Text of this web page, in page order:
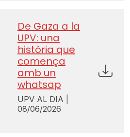
De Gaza a la
UPV: una
història que
comença
amb un
whatsap
UPV AL DIA |
08/06/2026